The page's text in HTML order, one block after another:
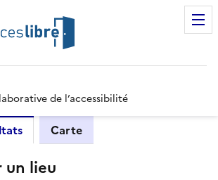
de l’accessibilité
Carte
un lieu